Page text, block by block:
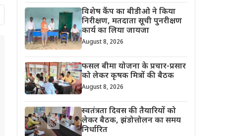
विशेष कैंप का बीडीओ ने किया
निरीक्षण, मतदाता सूची पुनरीक्षण
कार्य का लिया जायजा
August 8, 2026
फसल बीमा योजना के प्रचार-प्रसार
को लेकर कृषक मित्रों की बैठक
August 8, 2026
स्वतंत्रता दिवस की तैयारियों को
लेकर बैठक, झंडोत्तोलन का समय
निर्धारित